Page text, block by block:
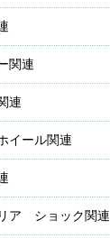
関連
連
イール関連
ア ショック関連